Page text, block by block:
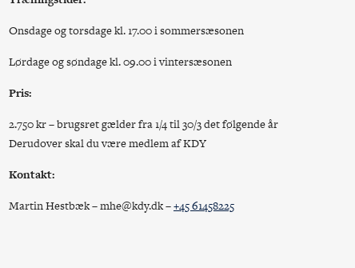
Onsdage og torsdage kl. 17.00 i sommersæsonen
Lørdage og søndage kl. 09.00 i vintersæsonen
Pris:
2.750 kr – brugsret gælder fra 1/4 til 30/3 det følgende år
Derudover skal du være medlem af KDY
Kontakt:
Martin Hestbæk – mhe@kdy.dk –+45 61458225